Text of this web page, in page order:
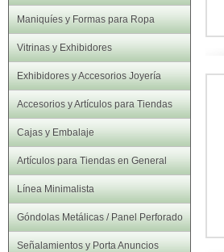
Maniquíes y Formas para Ropa
Vitrinas y Exhibidores
Exhibidores y Accesorios Joyería
Accesorios y Artículos para Tiendas
Cajas y Embalaje
Artículos para Tiendas en General
Línea Minimalista
Góndolas Metálicas / Panel Perforado
Señalamientos y Porta Anuncios